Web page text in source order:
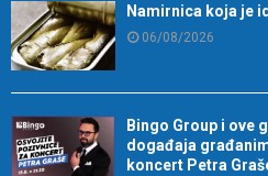
Namirnica koja je
06/08/2026
Bingo Group i ove
događaja
koncert Petra